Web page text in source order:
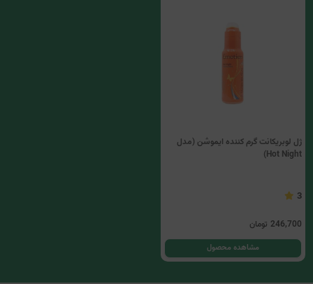
ژل لوبریکانت گرم کننده ایموشن (مدل
Hot Night)
3
246,700 تومان
مشاهده محصول